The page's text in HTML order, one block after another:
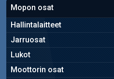
Mopon osat
Hallintalaitteet
Jarruosat
Lukot
Moottorin osat